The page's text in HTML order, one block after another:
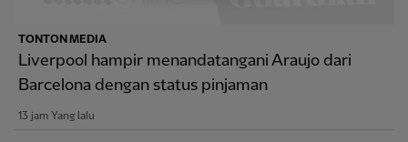
TONTON MEDIA
Liverpool hampir menandatangani Araujo dari
Barcelona dengan status pinjaman
13 jam Yang lalu